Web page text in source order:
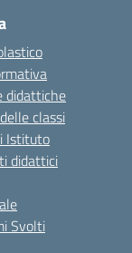
didattiche
classi
Istituto
didattici
Svolti